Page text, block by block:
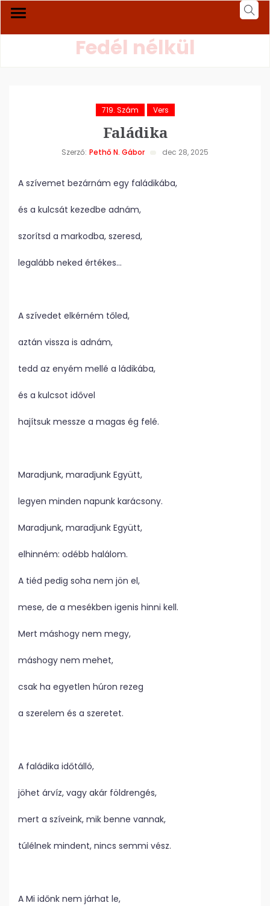
Fedél nélkül
719. Szám Vers
Faládika
Szerző: Pethő N. Gábor dec 28, 2025
A szívemet bezárnám egy faládikába,
és a kulcsát kezedbe adnám,
szorítsd a markodba, szeresd,
legalább neked értékes…
A szívedet elkérném tőled,
aztán vissza is adnám,
tedd az enyém mellé a ládikába,
és a kulcsot idővel
hajítsuk messze a magas ég felé.
Maradjunk, maradjunk Együtt,
legyen minden napunk karácsony.
Maradjunk, maradjunk Együtt,
elhinném: odébb halálom.
A tiéd pedig soha nem jön el,
mese, de a mesékben igenis hinni kell.
Mert máshogy nem megy,
máshogy nem mehet,
csak ha egyetlen húron rezeg
a szerelem és a szeretet.
A faládika időtálló,
jöhet árvíz, vagy akár földrengés,
mert a szíveink, mik benne vannak,
túlélnek mindent, nincs semmi vész.
A Mi időnk nem járhat le,